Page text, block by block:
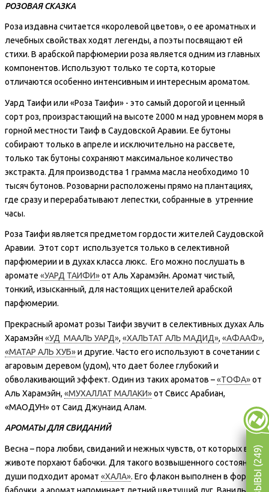
РОЗОВАЯ СКАЗКА
Роза издавна считается «королевой цветов», о ее ароматных и
лечебных свойствах ходят легенды, а поэты посвящают ей
стихи. В арабской парфюмерии роза является одним из главных
компонентов. Используют только те сорта, которые
отличаются особенно интенсивным и интересным ароматом.
Уард Таифи или «Роза Таифи» - это самый дорогой и ценный
сорт роз, произрастающий на высоте 2000 м над уровнем моря в
горной местности Таиф в Саудовской Аравии. Ее бутоны
собирают только в апреле и исключительно на рассвете,
только так бутоны сохраняют максимальное количество
экстракта. Для производства 1 грамма масла необходимо 10
тысяч бутонов. Розоварни расположены прямо на плантациях,
где сразу и перерабатывают лепестки, собранные в утренние
часы.
Роза Таифи является предметом гордости жителей Саудовской
Аравии. Этот сорт используется только в селективной
парфюмерии и в духах класса люкс. Его можно послушать в
аромате «УАРД ТАИФИ»от Аль Харамэйн. Аромат чистый,
тонкий, изысканный, для настоящих ценителей арабской
парфюмерии.
Прекрасный аромат розы Таифи звучит в селективных духах Аль
Харамэйн «УД МААЛЬ УАРД», «ХАЛЬТАТ АЛЬ МАДИД», «АФААФ»,
«МАТАР АЛЬ ХУБ»и другие. Часто его используют в сочетании с
агаровым деревом (удом), что дает более глубокий и
обволакивающий эффект. Один из таких ароматов –«ТОФА»от
Аль Харамэйн, «МУХАЛЛАТ МАЛАКИ»от Свисс Арабиан,
«МАОДУН» от Саид Джунаид Алам.
АРОМАТЫ ДЛЯ СВИДАНИЙ
Весна – пора любви, свиданий и нежных чувств, от которых в
животе порхают бабочки. Для такого возвышенного состояния
души подходит аромат «ХАЛА». Его флакон выполнен в форме
бабочки, а аромат напоминает летний цветущий луг. Ваниль,
ОТЗЫВЫ (249)